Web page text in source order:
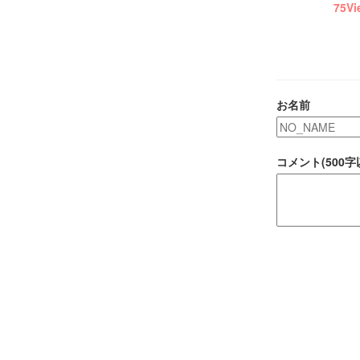
75
お名前
コメント(500字